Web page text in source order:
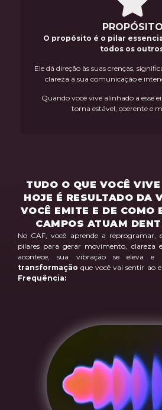
PROPÓSITO
O propósito é o pilar
todos os
Ele dá direção às suas crenças,
clareza à sua comunicação e
Quando você vive alinhado a esse
torna estável, coerente e
TUDO O QUE VOCÊ
HOJE É RESULTADO DA
VOCÊ EMITE E DE COMO
CAMPOS ATUAM
No CAF, você aprende a reprogramar,
pilares para gerar movimento, clareza
acontece, sua vibração se eleva e
transformação que você vai sentir ao
Frequência: